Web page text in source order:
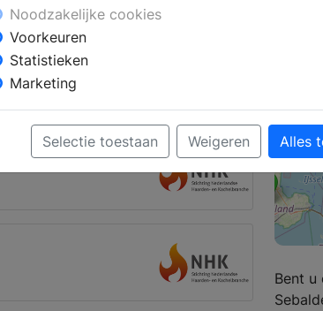
heeft u de mogelijkheid om
gaat om een open haard, een
een cv houthaard. Zo kunt u een
en budget.
Bent u
Noodzakelijke cookies
Voorkeuren
Statistieken
Marketing
Selectie toestaan Weigeren Alles